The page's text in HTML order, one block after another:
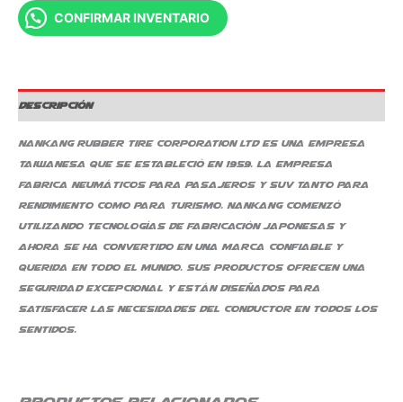
CONFIRMAR INVENTARIO
Descripción
Nankang Rubber Tire Corporation Ltd es una empresa
taiwanesa que se estableció en 1959. La empresa
fabrica neumáticos para pasajeros y SUV tanto para
rendimiento como para turismo. Nankang comenzó
utilizando tecnologías de fabricación japonesas y
ahora se ha convertido en una marca confiable y
querida en todo el mundo. Sus productos ofrecen una
seguridad excepcional y están diseñados para
satisfacer las necesidades del conductor en todos los
sentidos.